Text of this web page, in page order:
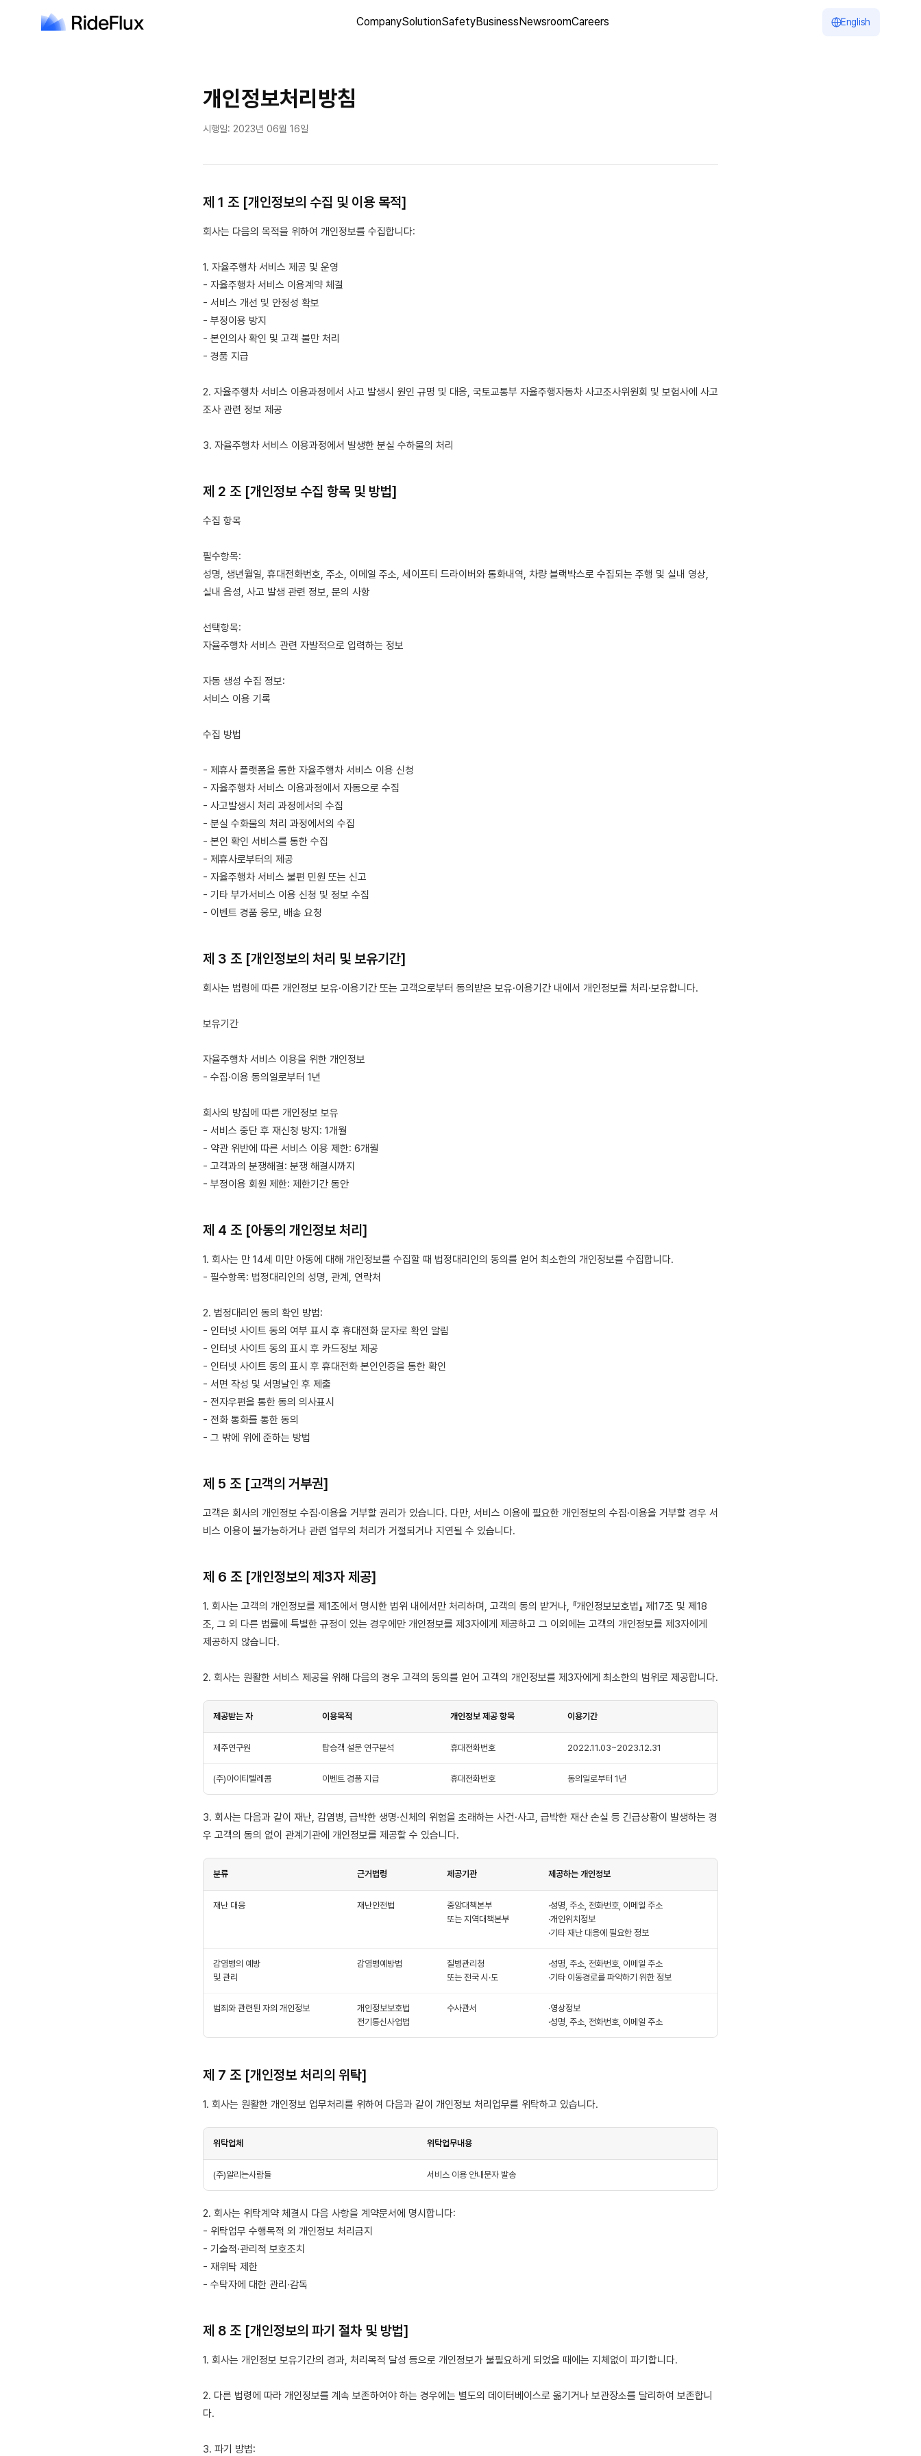
CompanySolutionSafetyBusinessNewsroomCareers English
개인정보처리방침
시행일: 2023년 06월 16일
제 1 조 [개인정보의 수집 및 이용 목적]
회사는 다음의 목적을 위하여 개인정보를 수집합니다:
1. 자율주행차 서비스 제공 및 운영
- 자율주행차 서비스 이용계약 체결
- 서비스 개선 및 안정성 확보
- 부정이용 방지
- 본인의사 확인 및 고객 불만 처리
- 경품 지급
2. 자율주행차 서비스 이용과정에서 사고 발생시 원인 규명 및 대응, 국토교통부 자율주행자동차 사고조사위원회 및 보험사에 사고
조사 관련 정보 제공
3. 자율주행차 서비스 이용과정에서 발생한 분실 수하물의 처리
제 2 조 [개인정보 수집 항목 및 방법]
수집 항목
필수항목:
성명, 생년월일, 휴대전화번호, 주소, 이메일 주소, 세이프티 드라이버와 통화내역, 차량 블랙박스로 수집되는 주행 및 실내 영상,
실내 음성, 사고 발생 관련 정보, 문의 사항
선택항목:
자율주행차 서비스 관련 자발적으로 입력하는 정보
자동 생성 수집 정보:
서비스 이용 기록
수집 방법
- 제휴사 플랫폼을 통한 자율주행차 서비스 이용 신청
- 자율주행차 서비스 이용과정에서 자동으로 수집
- 사고발생시 처리 과정에서의 수집
- 분실 수화물의 처리 과정에서의 수집
- 본인 확인 서비스를 통한 수집
- 제휴사로부터의 제공
- 자율주행차 서비스 불편 민원 또는 신고
- 기타 부가서비스 이용 신청 및 정보 수집
- 이벤트 경품 응모, 배송 요청
제 3 조 [개인정보의 처리 및 보유기간]
회사는 법령에 따른 개인정보 보유·이용기간 또는 고객으로부터 동의받은 보유·이용기간 내에서 개인정보를 처리·보유합니다.
보유기간
자율주행차 서비스 이용을 위한 개인정보
- 수집·이용 동의일로부터 1년
회사의 방침에 따른 개인정보 보유
- 서비스 중단 후 재신청 방지: 1개월
- 약관 위반에 따른 서비스 이용 제한: 6개월
- 고객과의 분쟁해결: 분쟁 해결시까지
- 부정이용 회원 제한: 제한기간 동안
제 4 조 [아동의 개인정보 처리]
1. 회사는 만 14세 미만 아동에 대해 개인정보를 수집할 때 법정대리인의 동의를 얻어 최소한의 개인정보를 수집합니다.
- 필수항목: 법정대리인의 성명, 관계, 연락처
2. 법정대리인 동의 확인 방법:
- 인터넷 사이트 동의 여부 표시 후 휴대전화 문자로 확인 알림
- 인터넷 사이트 동의 표시 후 카드정보 제공
- 인터넷 사이트 동의 표시 후 휴대전화 본인인증을 통한 확인
- 서면 작성 및 서명날인 후 제출
- 전자우편을 통한 동의 의사표시
- 전화 통화를 통한 동의
- 그 밖에 위에 준하는 방법
제 5 조 [고객의 거부권]
고객은 회사의 개인정보 수집·이용을 거부할 권리가 있습니다. 다만, 서비스 이용에 필요한 개인정보의 수집·이용을 거부할 경우 서
비스 이용이 불가능하거나 관련 업무의 처리가 거절되거나 지연될 수 있습니다.
제 6 조 [개인정보의 제3자 제공]
1. 회사는 고객의 개인정보를 제1조에서 명시한 범위 내에서만 처리하며, 고객의 동의 받거나, 『개인정보보호법』 제17조 및 제18
조, 그 외 다른 법률에 특별한 규정이 있는 경우에만 개인정보를 제3자에게 제공하고 그 이외에는 고객의 개인정보를 제3자에게
제공하지 않습니다.
2. 회사는 원활한 서비스 제공을 위해 다음의 경우 고객의 동의를 얻어 고객의 개인정보를 제3자에게 최소한의 범위로 제공합니다.
제공받는 자 이용목적 개인정보 제공 항목 이용기간
제주연구원 탑승객 설문 연구분석 휴대전화번호 2022.11.03~2023.12.31
(주)아이티텔레콤 이벤트 경품 지급 휴대전화번호 동의일로부터 1년
3. 회사는 다음과 같이 재난, 감염병, 급박한 생명·신체의 위험을 초래하는 사건·사고, 급박한 재산 손실 등 긴급상황이 발생하는 경
우 고객의 동의 없이 관계기관에 개인정보를 제공할 수 있습니다.
분류 근거법령 제공기관 제공하는 개인정보
재난 대응 재난안전법
중앙대책본부
또는 지역대책본부
·성명, 주소, 전화번호, 이메일 주소
·개인위치정보
·기타 재난 대응에 필요한 정보
감염병의 예방
및 관리
감염병예방법
질병관리청
또는 전국 시·도
·성명, 주소, 전화번호, 이메일 주소
·기타 이동경로를 파악하기 위한 정보
범죄와 관련된 자의 개인정보
개인정보보호법
전기통신사업법
수사관서
·영상정보
·성명, 주소, 전화번호, 이메일 주소
제 7 조 [개인정보 처리의 위탁]
1. 회사는 원활한 개인정보 업무처리를 위하여 다음과 같이 개인정보 처리업무를 위탁하고 있습니다.
위탁업체 위탁업무내용
(주)알리는사람들 서비스 이용 안내문자 발송
2. 회사는 위탁계약 체결시 다음 사항을 계약문서에 명시합니다:
- 위탁업무 수행목적 외 개인정보 처리금지
- 기술적·관리적 보호조치
- 재위탁 제한
- 수탁자에 대한 관리·감독
제 8 조 [개인정보의 파기 절차 및 방법]
1. 회사는 개인정보 보유기간의 경과, 처리목적 달성 등으로 개인정보가 불필요하게 되었을 때에는 지체없이 파기합니다.
2. 다른 법령에 따라 개인정보를 계속 보존하여야 하는 경우에는 별도의 데이터베이스로 옮기거나 보관장소를 달리하여 보존합니
다.
3. 파기 방법: